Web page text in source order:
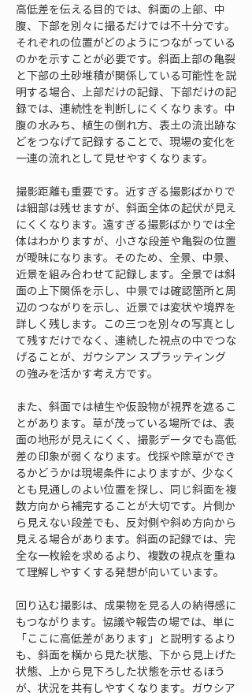
高低差を伝える目的では、斜面の上部、中
腹、下部を別々に撮るだけでは不十分です。
それぞれの位置がどのようにつながっている
のかを示すことが必要です。斜面上部の亀裂
と下部の土砂堆積が関係している可能性を説
明する場合、上部だけの記録、下部だけの記
録では、連続性を判断しにくくなります。中
腹の水みち、植生の倒れ方、表土の流出跡な
どをつなげて記録することで、現場の変化を
一連の流れとして見せやすくなります。
撮影距離も重要です。近すぎる撮影ばかりで
は細部は残せますが、斜面全体の起伏が見え
にくくなります。遠すぎる撮影ばかりでは全
体はわかりますが、小さな段差や亀裂の位置
が曖昧になります。そのため、全景、中景、
近景を組み合わせて記録します。全景では斜
面の上下関係を示し、中景では確認箇所と周
辺のつながりを示し、近景では変状や境界を
詳しく残します。この三つを別々の写真とし
て残すだけでなく、連続した視点の中でつな
げることが、ガウシアン スプラッティング
の強みを活かす考え方です。
また、斜面では植生や仮設物が視界を遮るこ
とがあります。草が茂っている場所では、表
面の地形が見えにくく、撮影データでも高低
差の印象が弱くなります。伐採や除草ができ
るかどうかは現場条件によりますが、少なく
とも見通しのよい位置を探し、同じ斜面を複
数方向から補完することが大切です。片側か
ら見えない段差でも、反対側や斜め方向から
見える場合があります。斜面の記録では、完
全な一枚絵を求めるより、複数の視点を重ね
て理解しやすくする発想が向いています。
回り込む撮影は、成果物を見る人の納得感に
もつながります。協議や報告の場では、単に
「ここに高低差があります」と説明するより
も、斜面を横から見た状態、下から見上げた
状態、上から見下ろした状態を示せるほう
が、状況を共有しやすくなります。ガウシア